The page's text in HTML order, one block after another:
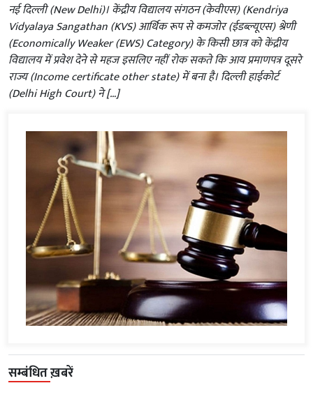
नई दिल्ली (New Delhi)। केंद्रीय विद्यालय संगठन (केवीएस) (Kendriya
Vidyalaya Sangathan (KVS) आर्थिक रूप से कमजोर (ईडब्ल्यूएस) श्रेणी
(Economically Weaker (EWS) Category) के किसी छात्र को केंद्रीय
विद्यालय में प्रवेश देने से महज इसलिए नहीं रोक सकते कि आय प्रमाणपत्र दूसरे
राज्य (Income certificate other state) में बना है। दिल्ली हाईकोर्ट
(Delhi High Court) ने […]
सम्बंधित ख़बरें